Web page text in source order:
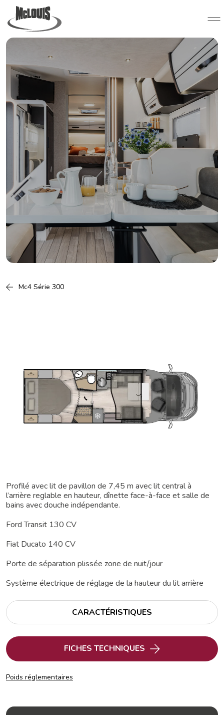
Mc4 Série 300
Profilé avec lit de pavillon de 7,45 m avec lit central à
l’arrière reglable en hauteur, dînette face-à-face et salle de
bains avec douche indépendante.
Ford Transit 130 CV
Fiat Ducato 140 CV
Porte de séparation plissée zone de nuit/jour
Système électrique de réglage de la hauteur du lit arrière
CARACTÉRISTIQUES
FICHES TECHNIQUES
Poids réglementaires